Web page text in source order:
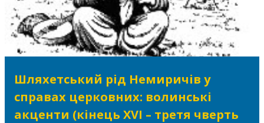
Шляхетський рід Немиричів у
справах церковних: волинські
акценти (кінець XVI – третя чверть